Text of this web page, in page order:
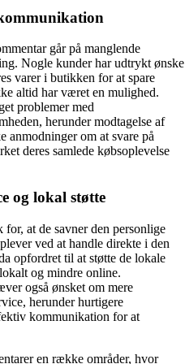
går på manglende
Nogle kunder har udtrykt ønske
varer i butikken for at spare
altid har været en mulighed.
problemer med
herunder modtagelse af
anmodninger om at svare på
deres samlede købsoplevelse
og lokal støtte
at de savner den personlige
ved at handle direkte i den
opfordret til at støtte de lokale
og mindre online.
også ønsket om mere
herunder hurtigere
kommunikation for at
en række områder, hvor